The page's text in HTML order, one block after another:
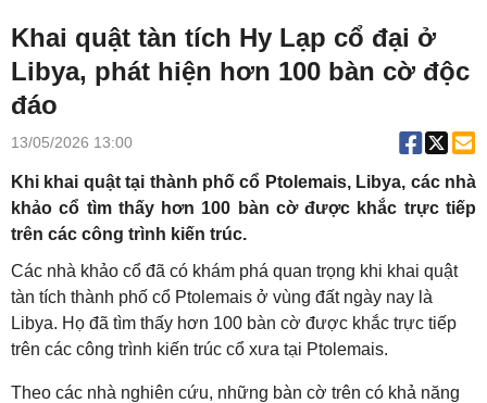
Khai quật tàn tích Hy Lạp cổ đại ở
Libya, phát hiện hơn 100 bàn cờ độc
đáo
13/05/2026 13:00
Khi khai quật tại thành phố cổ Ptolemais, Libya, các nhà
khảo cổ tìm thấy hơn 100 bàn cờ được khắc trực tiếp
trên các công trình kiến trúc.
Các nhà khảo cổ đã có khám phá quan trọng khi khai quật
tàn tích thành phố cổ Ptolemais ở vùng đất ngày nay là
Libya. Họ đã tìm thấy hơn 100 bàn cờ được khắc trực tiếp
trên các công trình kiến trúc cổ xưa tại Ptolemais.
Theo các nhà nghiên cứu, những bàn cờ trên có khả năng